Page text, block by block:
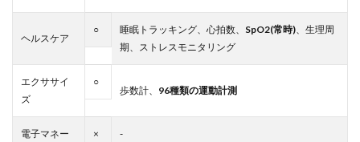
ヘルスケア
○ 睡眠トラッキング、心拍数、 SpO2(常時) 、生理周
期、ストレスモニタリング
エクササイ
ズ
○
歩数計、 96種類の運動計測
電子マネー × -